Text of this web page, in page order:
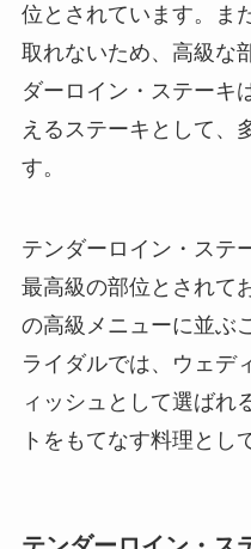
位とされています。ま
取れないため、高級な
ダーロイン・ステーキ
えるステーキとして、
す。
テンダーロイン・ステ
最高級の部位とされて
の高級メニューに並ぶ
ライダルでは、ウェデ
ィッシュとして選ばれ
トをもてなす料理とし